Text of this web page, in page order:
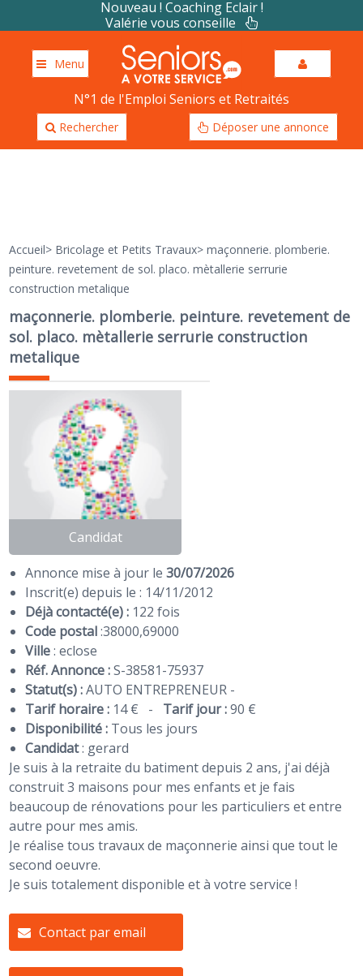
Nouveau ! Coaching Eclair !
Valérie vous conseille
Menu
N°1 de l'Emploi Seniors et Retraités
Rechercher Déposer une annonce
Accueil> Bricolage et Petits Travaux>maçonnerie. plomberie.
peinture. revetement de sol. placo. mètallerie serrurie
construction metalique
maçonnerie. plomberie. peinture. revetement de
sol. placo. mètallerie serrurie construction
metalique
Candidat
Annonce mise à jour le30/07/2026
Inscrit(e) depuis le : 14/11/2012
Déjà contacté(e) : 122 fois
Code postal:38000,69000
Ville: eclose
Réf. Annonce :S-38581-75937
Statut(s) :AUTO ENTREPRENEUR -
Tarif horaire : 14 € - Tarif jour :90 €
Disponibilité : Tous les jours
Candidat: gerard
Je suis à la retraite du batiment depuis 2 ans, j'ai déjà
construit 3 maisons pour mes enfants et je fais
beaucoup de rénovations pour les particuliers et entre
autre pour mes amis.
Je réalise tous travaux de maçonnerie ainsi que tout le
second oeuvre.
Je suis totalement disponible et à votre service !
Contact par email